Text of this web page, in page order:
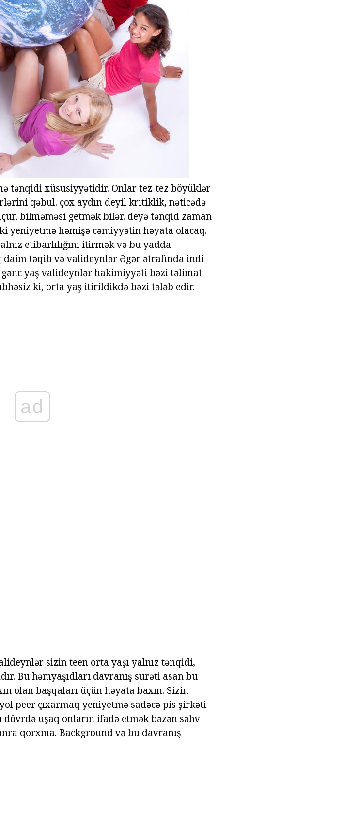
tənqidi xüsusiyyətidir. Onlar tez-tez böyüklər
qəbul. çox aydın deyil kritiklik, nəticədə
bilməməsi getmək bilər. deyə tənqid zaman
yeniyetmə həmişə cəmiyyətin həyata olacaq.
etibarlılığını itirmək və bu yadda
daim təqib və valideynlər Əgər ətrafında indi
yaş valideynlər hakimiyyəti bəzi təlimat
ki, orta yaş itirildikdə bəzi tələb edir.
ad
sizin teen orta yaşı yalnız tənqidi,
Bu həmyaşıdları davranış surəti asan bu
olan başqaları üçün həyata baxın. Sizin
peer çıxarmaq yeniyetmə sadəcə pis şirkəti
uşaq onların ifadə etmək bəzən səhv
qorxma. Background və bu davranış